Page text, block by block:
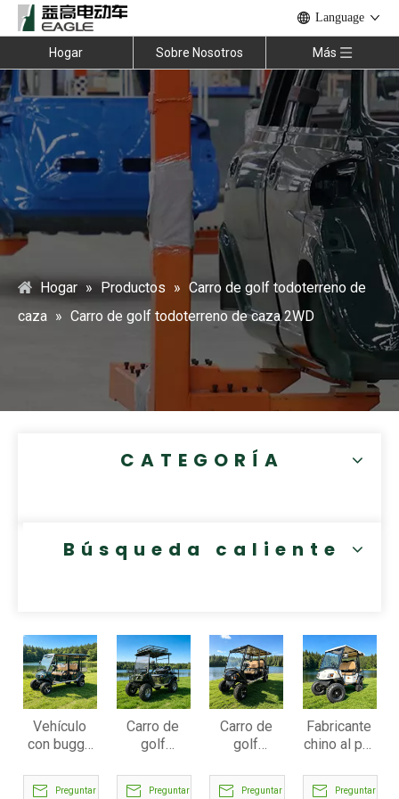
Language
Hogar Sobre Nosotros Más
Hogar » Productos » Carro de golf todoterreno de
caza » Carro de golf todoterreno de caza 2WD
CATEGORÍA
Búsqueda caliente
Vehículo
con buggy
de carga
Preguntar
Carro de
golf
eléctrico
Preguntar
Carro de
golf
todoterreno
Preguntar
Fabricante
chino al por
carritos de
Preguntar